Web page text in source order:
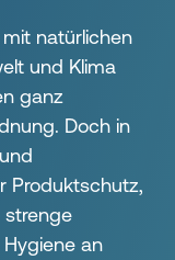
natürlichen
und Klima
ganz
Doch in
Produktschutz,
strenge
an